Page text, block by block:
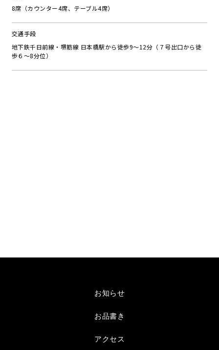
8席（カウンター4席、テーブル4席）
交通手段
地下鉄千日前線・堺筋線 日本橋駅から徒歩9～12分（７号出口から徒
歩６～8分位）
お知らせ
お品書き
アクセス